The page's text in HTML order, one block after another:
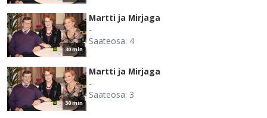
30 min
Martti ja Mirjaga
-
Saateosa: 4
30 min
Martti ja Mirjaga
-
Saateosa: 3